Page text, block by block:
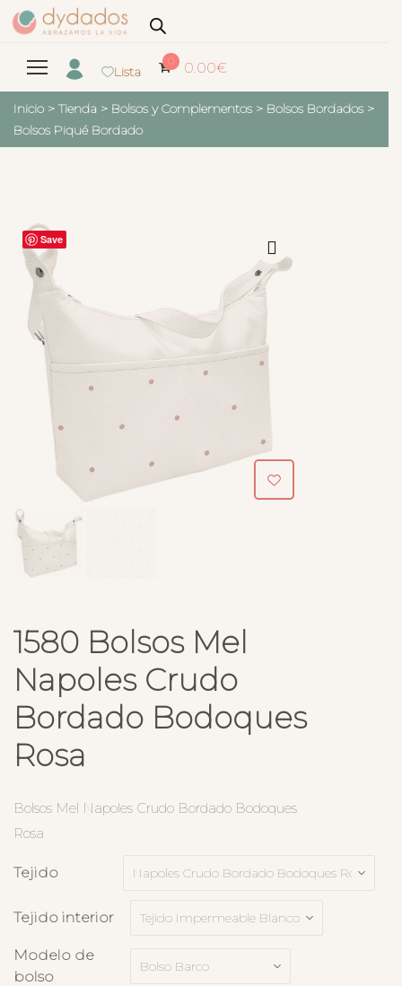
Lista
0 0.00€
Inicio > Tienda > Bolsos y Complementos > Bolsos Bordados >
Bolsos Piqué Bordado
Save
1580 Bolsos Mel
Napoles Crudo
Bordado Bodoques
Rosa
Bolsos Mel Napoles Crudo Bordado Bodoques
Rosa
Tejido
Tejido interior
Modelo de
bolso